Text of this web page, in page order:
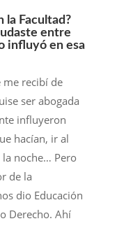
la Facultad?
entre
influyó en esa
me recibí de
ser abogada
influyeron
hacían, ir al
noche… Pero
de la
dio Educación
Derecho. Ahí